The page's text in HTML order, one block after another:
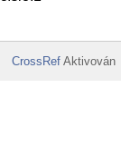
CrossRefAktivován